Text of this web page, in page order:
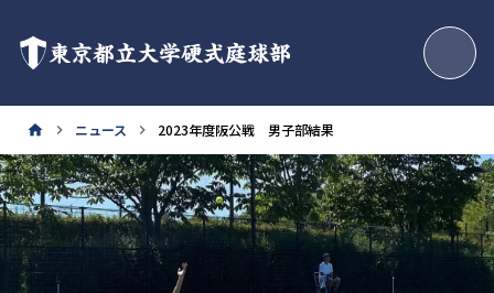
東京都立大学硬式庭球部
home keyboard_arrow_right ニュース keyboard_arrow_right 2023年度阪公戦 男子部結果